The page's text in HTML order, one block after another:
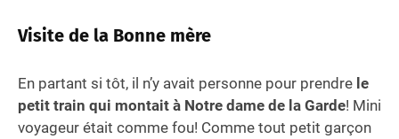
Visite de la Bonne mère
En partant si tôt, il n’y avait personne pour prendre le
petit train qui montait à Notre dame de la Garde! Mini
voyageur était comme fou! Comme tout petit garçon